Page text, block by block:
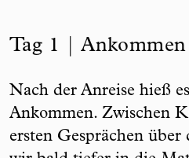
Tag 1 |
Nach der Anreise hieß
Ankommen. Zwischen
ersten Gesprächen